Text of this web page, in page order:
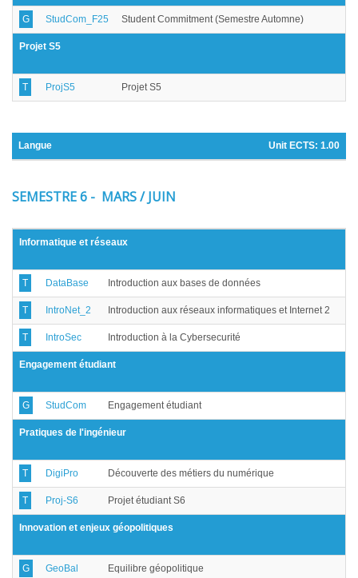
G StudCom_F25 Student Commitment (Semestre Automne)
Projet S5
T ProjS5 Projet S5
Langue Unit ECTS: 1.00
SEMESTRE 6 - MARS / JUIN
Informatique et réseaux
T DataBase Introduction aux bases de données
T IntroNet_2 Introduction aux réseaux informatiques et Internet 2
T IntroSec Introduction à la Cybersecurité
Engagement étudiant
G StudCom Engagement étudiant
Pratiques de l'ingénieur
T DigiPro Découverte des métiers du numérique
T Proj-S6 Projet étudiant S6
Innovation et enjeux géopolitiques
G GeoBal Equilibre géopolitique